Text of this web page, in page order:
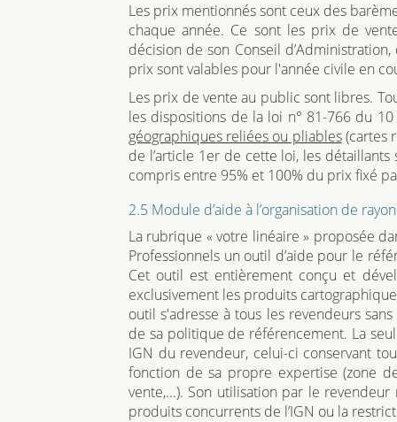
Les prix mentionnés sont ceux des
chaque année. Ce sont les prix de
décision de son Conseil
prix sont valables pour l'année civile en
Les prix de vente au public sont libres.
les dispositions de la loi n° 81-766 du
géographiques reliées ou pliables(cartes
de l’article 1er de cette loi, les
compris entre 95% et 100% du prix fixé
2.5 Module d’aide à l’organisation de
La rubrique « votre linéaire » proposée
Professionnels un outil d’aide pour le
Cet outil est entièrement conçu et
exclusivement les produits
outil s'adresse à tous les revendeurs
de sa politique de référencement. La
IGN du revendeur, celui-ci conservant
fonction de sa propre expertise (zone
vente,...). Son utilisation par le
produits concurrents de l’IGN ou la